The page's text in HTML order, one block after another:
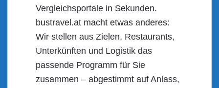
Vergleichsportale in Sekunden.
bustravel.at macht etwas anderes:
Wir stellen aus Zielen, Restaurants,
Unterkünften und Logistik das
passende Programm für Sie
zusammen – abgestimmt auf Anlass,